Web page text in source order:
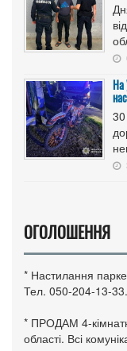
На
ОГОЛОШЕННЯ
* Настилання
Тел. 050-204-13-33.
* ПРОДАМ 4-
області. Всі